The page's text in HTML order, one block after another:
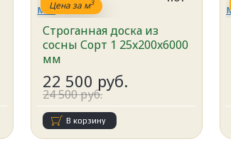
Цена за м3
Строганная доска из
сосны Сорт 1 25x200x6000
мм
22 500 руб.
24 500 руб.
В корзину